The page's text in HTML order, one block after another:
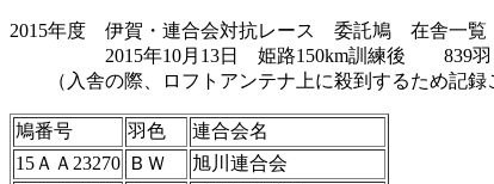
2015年度 伊賀・連合会対抗レース 委託鳩 在舎一
2015年10月13日 姫路150km訓練後 839羽
（入舎の際、ロフトアンテナ上に殺到するため記録
鳩番号 羽色
連合会名
15ＡＡ23270 ＢＷ
旭川連合会